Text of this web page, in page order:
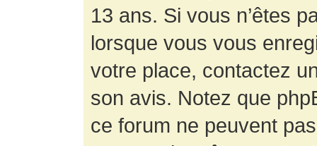
13 ans. Si vous n’êtes
lorsque vous vous
votre place, contactez
son avis. Notez que
ce forum ne peuvent